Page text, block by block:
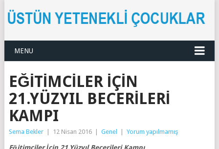
MENU
EĞITIMCILER İÇIN
21.YÜZYIL BECERILERI
KAMPI
Sema Bekler 12 Nisan 2016 Genel Yorum yapılmamış
Eğitimciler İçin 21.Yüzyıl Becerileri Kampı